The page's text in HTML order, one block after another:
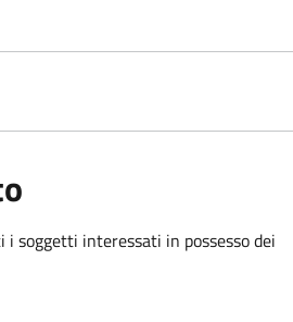
soggetti interessati in possesso dei